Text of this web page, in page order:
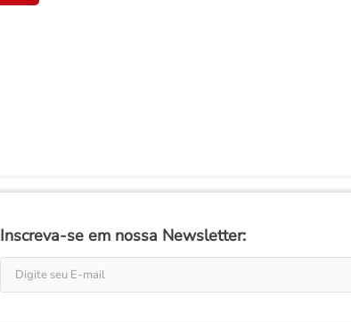
Inscreva-se em nossa Newsletter: